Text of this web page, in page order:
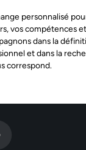
personnalisé
vos compétences
dans la
et dans la
correspond.